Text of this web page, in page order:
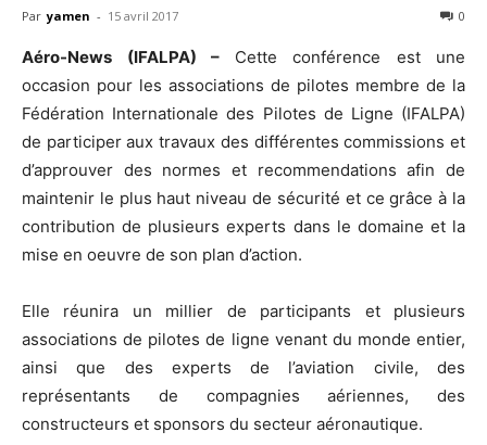
Par yamen - 15 avril 2017 0
Aéro-News (IFALPA) – Cette conférence est une
occasion pour les associations de pilotes membre de la
Fédération Internationale des Pilotes de Ligne (IFALPA)
de participer aux travaux des différentes commissions et
d’approuver des normes et recommendations afin de
maintenir le plus haut niveau de sécurité et ce grâce à la
contribution de plusieurs experts dans le domaine et la
mise en oeuvre de son plan d’action.
Elle réunira un millier de participants et plusieurs
associations de pilotes de ligne venant du monde entier,
ainsi que des experts de l’aviation civile, des
représentants de compagnies aériennes, des
constructeurs et sponsors du secteur aéronautique.